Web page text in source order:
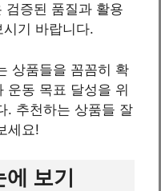
검증된 품질과 활용
기 바랍니다.
상품들을 꼼꼼히 확
운동 목표 달성을 위
. 추천하는 상품들 잘
세요!
보기